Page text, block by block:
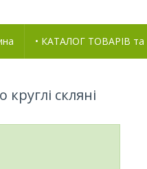
• КАТАЛОГ ТОВАРІВ
скляні